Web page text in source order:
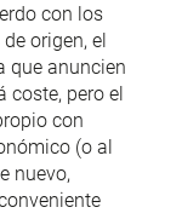
con los
origen, el
que anuncien
coste, pero el
con
(o al
nuevo,